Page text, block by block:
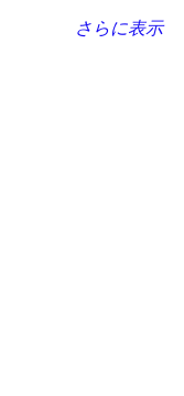
さらに表示